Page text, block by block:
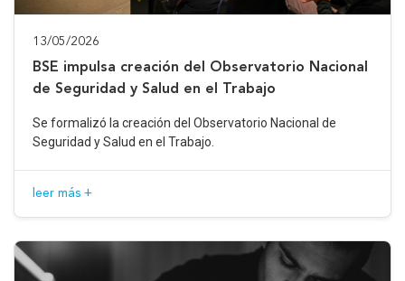
13/05/2026
BSE impulsa creación del Observatorio Nacional
de Seguridad y Salud en el Trabajo
Se formalizó la creación del Observatorio Nacional de
Seguridad y Salud en el Trabajo.
leer más +